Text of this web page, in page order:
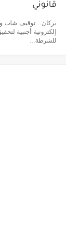
قانوني
بركان.. توقيف شاب
إلكترونية أجنبية
للشرطة...